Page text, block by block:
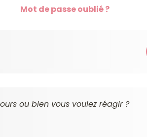
Mot de passe oublié ?
ou bien vous voulez réagir ?